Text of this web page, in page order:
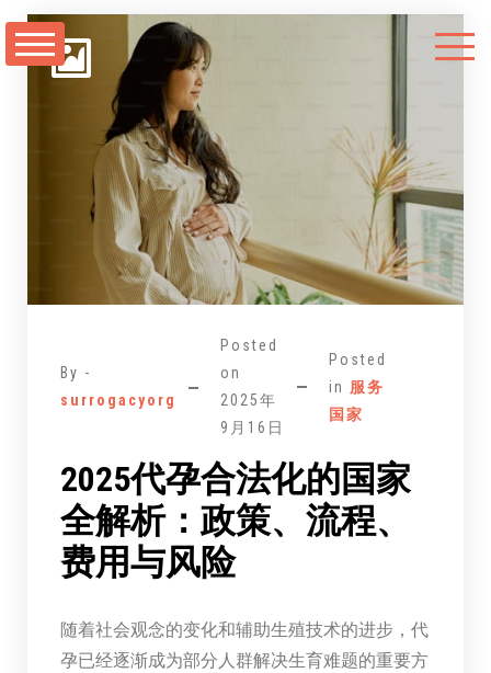
至
By -
surrogacyorg
Posted
on
2025年
9月16日
Posted
in 服务
国家
2025代孕合法化的国家
全解析：政策、流程、
费用与风险
随着社会观念的变化和辅助生殖技术的进步，代
孕已经逐渐成为部分人群解决生育难题的重要方